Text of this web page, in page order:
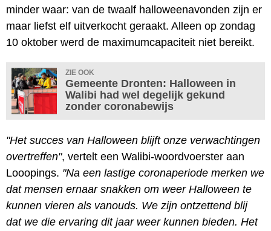
minder waar: van de twaalf halloweenavonden zijn er
maar liefst elf uitverkocht geraakt. Alleen op zondag
10 oktober werd de maximumcapaciteit niet bereikt.
ZIE OOK
Gemeente Dronten: Halloween in
Walibi had wel degelijk gekund
zonder coronabewijs
"Het succes van Halloween blijft onze verwachtingen
overtreffen", vertelt een Walibi-woordvoerster aan
Looopings. "Na een lastige coronaperiode merken we
dat mensen ernaar snakken om weer Halloween te
kunnen vieren als vanouds. We zijn ontzettend blij
dat we die ervaring dit jaar weer kunnen bieden. Het